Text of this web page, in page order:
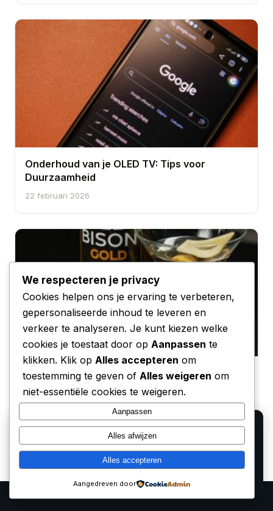
Onderhoud van je OLED TV: Tips voor
Duurzaamheid
22 februari 2026
Ergonomie en Gezondheid: OLED TVs en Jouw
Ogen
22 februari 2026
We gebruiken cookies voor analyse en om onze
affiliate partners (Bol.com, Amazon) hun verkopen te
laten meten. Lees onsprivacy beleid.
Alleen functioneel
We respecteren je privacy
Cookies helpen ons je ervaring te verbeteren,
gepersonaliseerde inhoud te leveren en
verkeer te analyseren. Je kunt kiezen welke
cookies je toestaat door op Aanpassen te
klikken. Klik op Alles accepteren om
toestemming te geven of Alles weigeren om
niet-essentiële cookies te weigeren.
Aanpassen
Alles afwijzen
Alles accepteren
Aangedreven door